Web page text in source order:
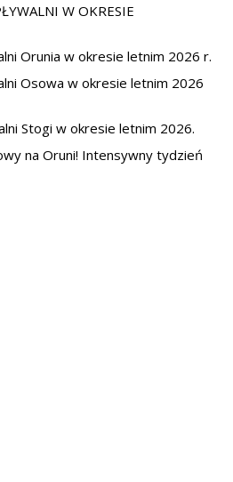
W OKRESIE
Orunia w okresie letnim 2026 r.
Osowa w okresie letnim 2026
Stogi w okresie letnim 2026.
na Oruni! Intensywny tydzień